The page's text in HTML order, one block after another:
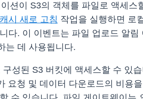
션이 S3의 객체를 파일로 액세
캐시 새로 고침 작업을 실행하면 로
다. 이 이벤트는 파일 업로드 알
는 데 사용됩니다.
구성된 S3 버킷에 액세스할 수 있
요청 및 데이터 다운로드의 비용